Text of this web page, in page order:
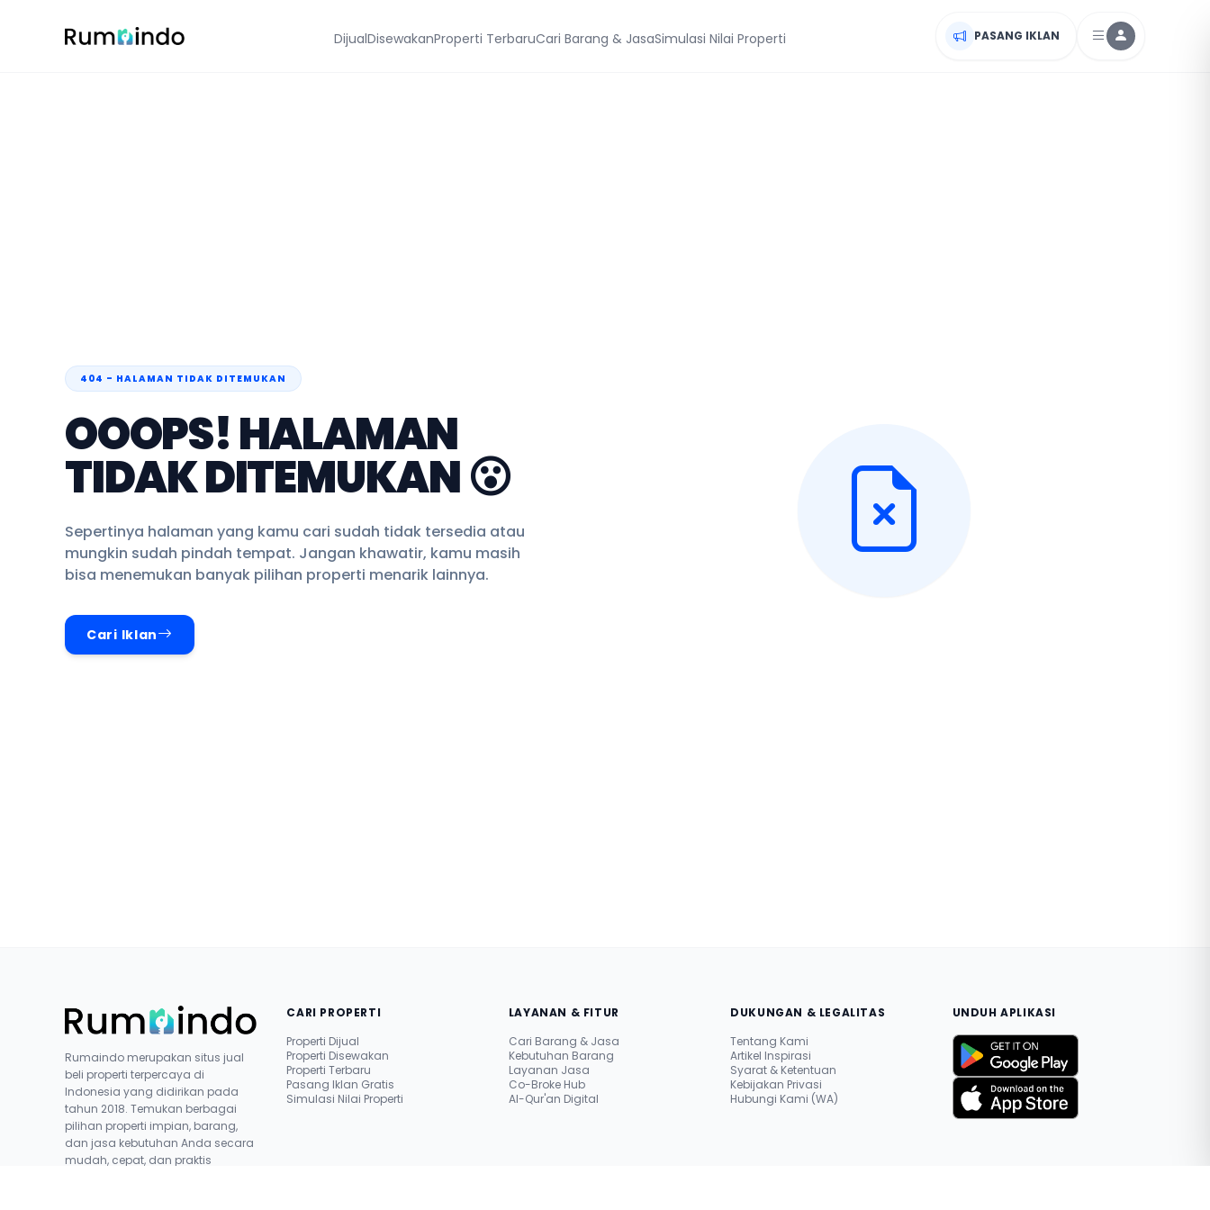
DijualDisewakanProperti TerbaruCari Barang & JasaSimulasi Nilai Properti PASANG IKLAN
404 - HALAMAN TIDAK DITEMUKAN
OOOPS! HALAMAN
TIDAK DITEMUKAN 😮
Sepertinya halaman yang kamu cari sudah tidak tersedia atau
mungkin sudah pindah tempat. Jangan khawatir, kamu masih
bisa menemukan banyak pilihan properti menarik lainnya.
Cari Iklan
Rumaindo merupakan situs jual
beli properti terpercaya di
Indonesia yang didirikan pada
tahun 2018. Temukan berbagai
pilihan properti impian, barang,
dan jasa kebutuhan Anda secara
mudah, cepat, dan praktis
CARI PROPERTI
Properti Dijual
Properti Disewakan
Properti Terbaru
Pasang Iklan Gratis
Simulasi Nilai Properti
LAYANAN & FITUR
Cari Barang & Jasa
Kebutuhan Barang
Layanan Jasa
Co-Broke Hub
Al-Qur'an Digital
DUKUNGAN & LEGALITAS
Tentang Kami
Artikel Inspirasi
Syarat & Ketentuan
Kebijakan Privasi
Hubungi Kami (WA)
UNDUH APLIKASI